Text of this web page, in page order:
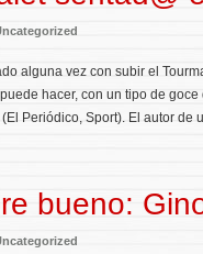
alguna vez con subir el
hacer, con un tipo de
Periódico, Sport). El autor
bueno: